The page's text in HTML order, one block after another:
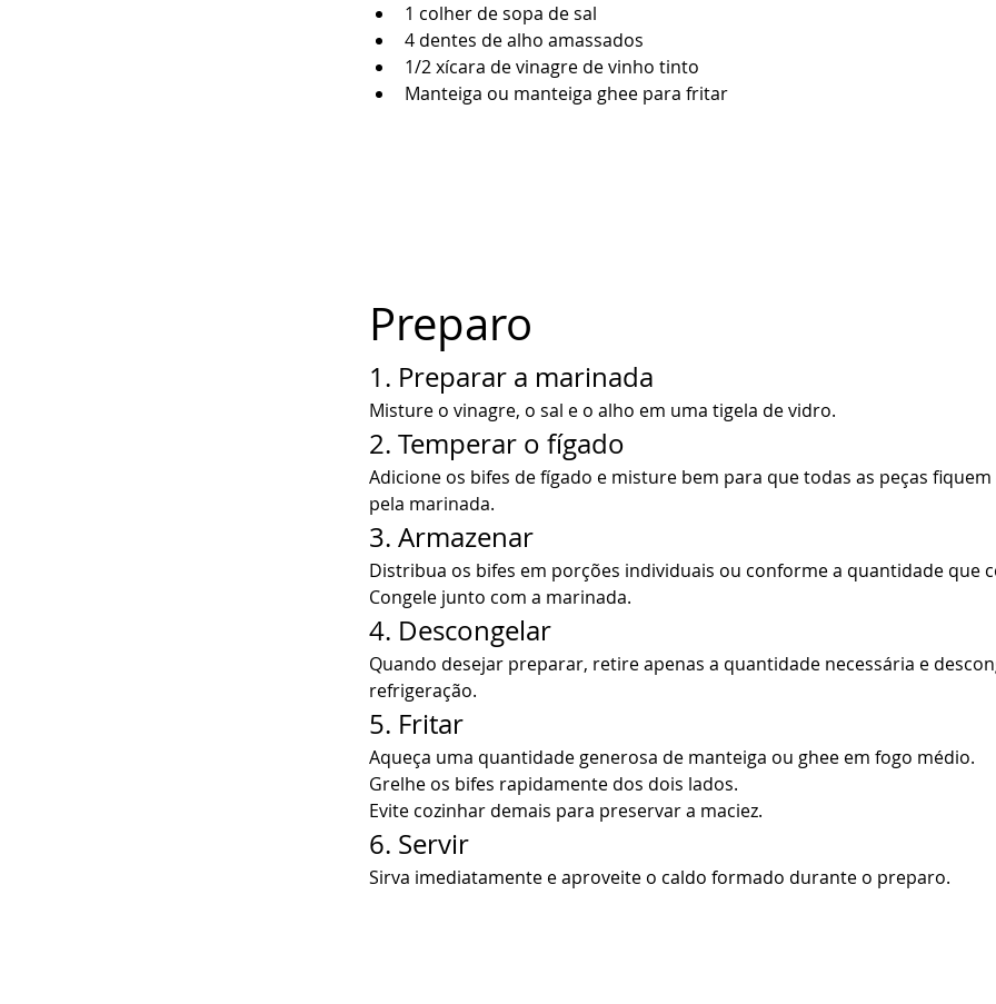
1 colher de sopa de sal
4 dentes de alho amassados
1/2 xícara de vinagre de vinho tinto
Manteiga ou manteiga ghee para fritar
Preparo
1. Preparar a marinada
Misture o vinagre, o sal e o alho em uma tigela de vidro.
2. Temperar o fígado
Adicione os bifes de fígado e misture bem para que todas as peças
pela marinada.
3. Armazenar
Distribua os bifes em porções individuais ou conforme a quantidade que
Congele junto com a marinada.
4. Descongelar
Quando desejar preparar, retire apenas a quantidade necessária e
refrigeração.
5. Fritar
Aqueça uma quantidade generosa de manteiga ou ghee em fogo médio.
Grelhe os bifes rapidamente dos dois lados.
Evite cozinhar demais para preservar a maciez.
6. Servir
Sirva imediatamente e aproveite o caldo formado durante o preparo.